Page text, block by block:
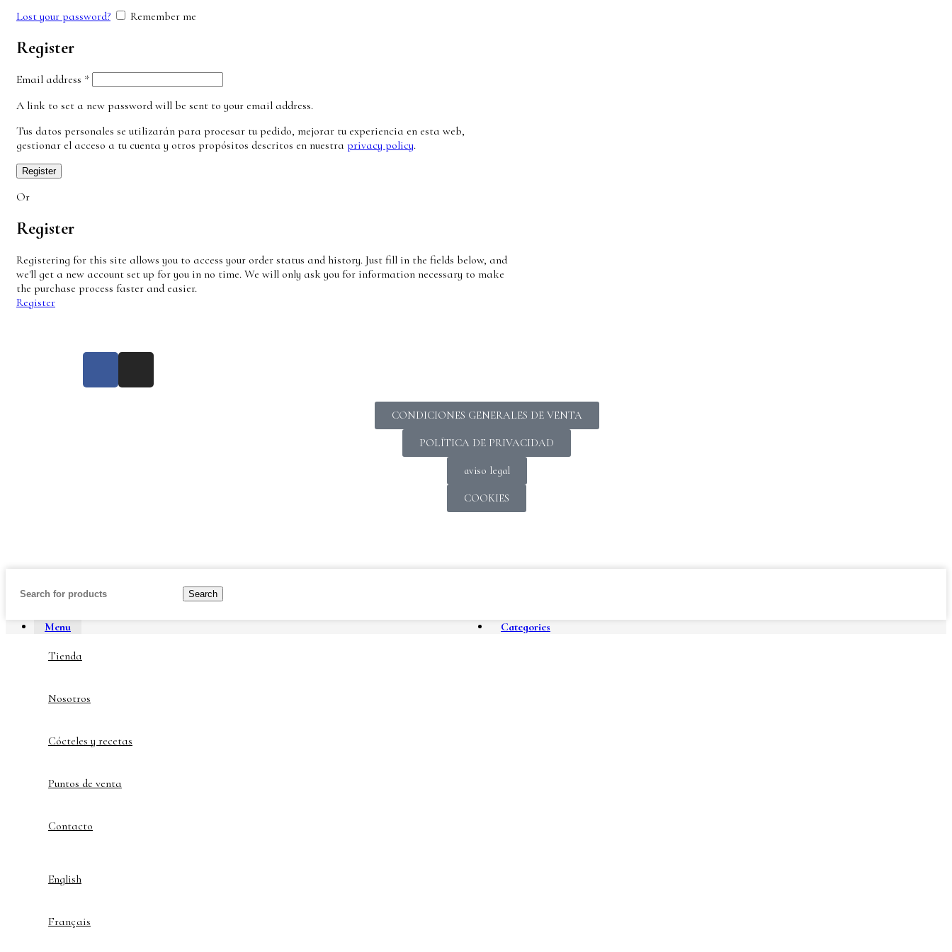
Lost your password? Remember me
Register
Email address *
A link to set a new password will be sent to your email address.
Tus datos personales se utilizarán para procesar tu pedido, mejorar tu experiencia en esta web,
gestionar el acceso a tu cuenta y otros propósitos descritos en nuestra privacy policy.
Register
Or
Register
Registering for this site allows you to access your order status and history. Just fill in the fields below, and
we'll get a new account set up for you in no time. We will only ask you for information necessary to make
the purchase process faster and easier.
Register
CONDICIONES GENERALES DE VENTA
POLÍTICA DE PRIVACIDAD
aviso legal
COOKIES
Search
Menu Categories
Tienda
Nosotros
Cócteles y recetas
Puntos de venta
Contacto
English
Français